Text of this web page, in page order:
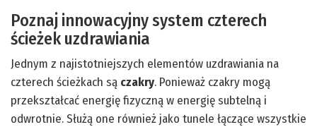
Poznaj innowacyjny system czterech
ścieżek uzdrawiania
Jednym z najistotniejszych elementów uzdrawiania na
czterech ścieżkach są czakry. Ponieważ czakry mogą
przekształcać energię fizyczną w energię subtelną i
odwrotnie. Służą one również jako tunele łączące wszystkie